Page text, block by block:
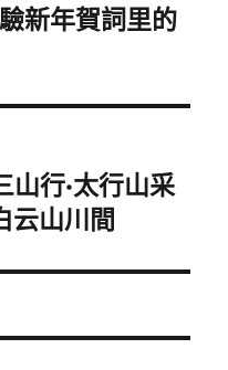
新年賀詞里的
山行·太行山采
云山川間